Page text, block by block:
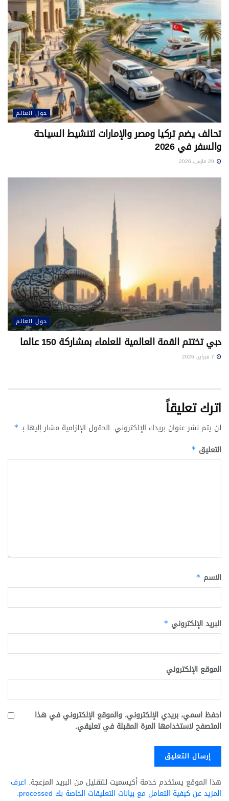
حول العالم
تحالف يضم تركيا ومصر والإمارات لتنشيط السياحة
والسفر في 2026
حول العالم
دبي تختتم القمة العالمية للعلماء بمشاركة 150 عالما
اترك تعليقاً
لن يتم نشر عنوان بريدك الإلكتروني. الحقول الإلزامية مشار إليها بـ *
التعليق *
الاسم *
البريد الإلكتروني *
الموقع الإلكتروني
احفظ اسمي، بريدي الإلكتروني، والموقع الإلكتروني في هذا
المتصفح لاستخدامها المرة المقبلة في تعليقي.
هذا الموقع يستخدم خدمة أكيسميت للتقليل من البريد المزعجة. اعرف
المزيد عن كيفية التعامل مع بيانات التعليقات الخاصة بك processed
.